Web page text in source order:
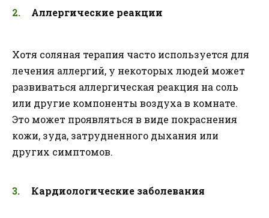
Аллергические реакции
Хотя соляная терапия часто используется для
лечения аллергий, у некоторых людей может
развиваться аллергическая реакция на соль
или другие компоненты воздуха в комнате.
Это может проявляться в виде покраснения
кожи, зуда, затрудненного дыхания или
других симптомов.
Кардиологические заболевания